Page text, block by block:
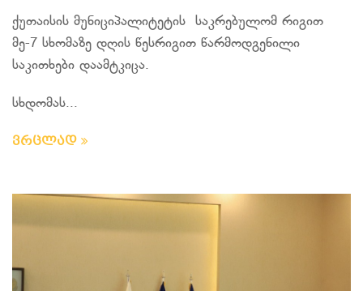
ქუთაისის მუნიციპალიტეტის საკრებულომ რიგით
მე-7 სხომაზე დღის წესრიგით წარმოდგენილი
საკითხები დაამტკიცა.
სხდომას...
ვრცლად